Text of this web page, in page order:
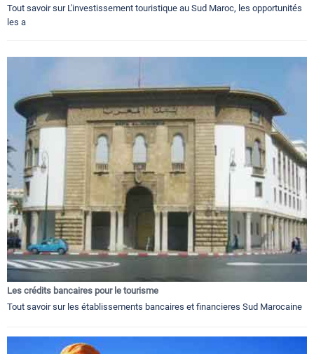
Tout savoir sur L'investissement touristique au Sud Maroc, les opportunités
les a
Les crédits bancaires pour le tourisme
Tout savoir sur les établissements bancaires et financieres Sud Marocaine